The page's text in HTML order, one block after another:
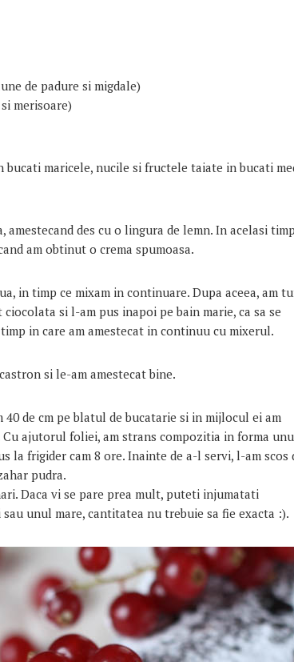
de padure si migdale)
merisoare)
maricele, nucile si fructele taiate in bucati
des cu o lingura de lemn. In acelasi
am obtinut o crema spumoasa.
in timp ce mixam in continuare. Dupa aceea, am
si l-am pus inapoi pe bain marie, ca sa se
in care am amestecat in continuu cu mixerul.
si le-am amestecat bine.
de cm pe blatul de bucatarie si in mijlocul ei am
ajutorul foliei, am strans compozitia in forma
la frigider cam 8 ore. Inainte de a-l servi, l-am scos
pudra.
Daca vi se pare prea mult, puteti injumatati
unul mare, cantitatea nu trebuie sa fie exacta :).